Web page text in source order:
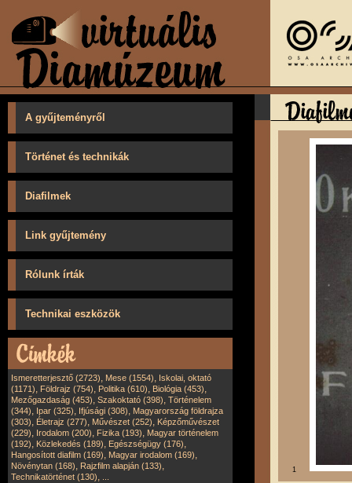
A gyűjteményről
Történet és technikák
Diafilmek
Link gyűjtemény
Rólunk írták
Technikai eszközök
Ismeretterjesztő (2723), Mese (1554), Iskolai, oktató
(1171), Földrajz (754), Politika (610), Biológia (453),
Mezőgazdaság (453), Szakoktató (398), Történelem
(344), Ipar (325), Ifjúsági (308), Magyarország földrajza
(303), Életrajz (277), Művészet (252), Képzőművészet
(229), Irodalom (200), Fizika (193), Magyar történelem
(192), Közlekedés (189), Egészségügy (176),
Hangosított diafilm (169), Magyar irodalom (169),
Növénytan (168), Rajzfilm alapján (133),
Technikatörténet (130),
1